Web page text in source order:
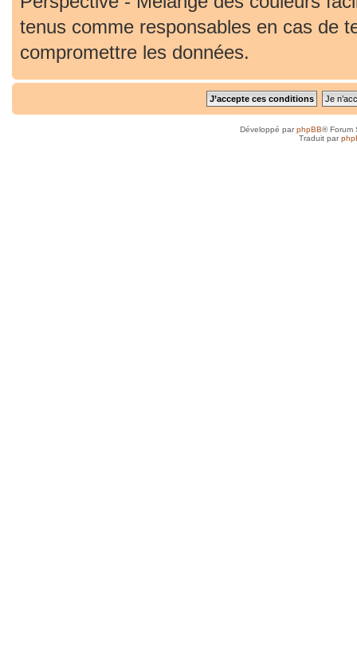
tenus comme responsables en cas de
compromettre les données.
Développé parphpBB® Forum
Traduit par